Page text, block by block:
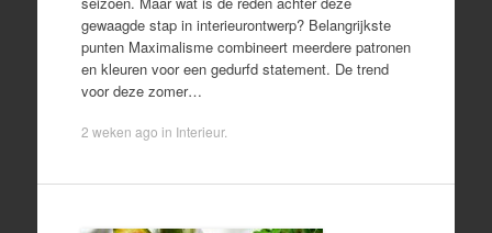
gewaagde stap in interieurontwerp? Belangrijkste
punten Maximalisme combineert meerdere patronen
en kleuren voor een gedurfd statement. De trend
voor deze zomer…
2 weken ago in Interieur.